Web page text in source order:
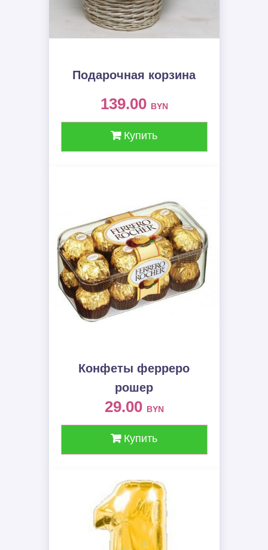
Подарочная корзина
139.00 BYN
Купить
Конфеты ферреро
рошер
29.00 BYN
Купить